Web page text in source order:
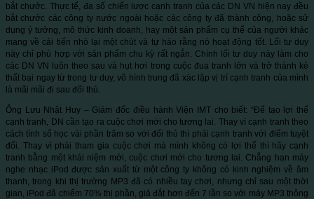
bắt chước. Thực tế, đa số chiến lược cạnh tranh của các DN VN hiện nay đều
bắt chước các công ty nước ngoài hoặc các công ty đã thành công, hoặc sử
dụng ý tưởng, mô thức kinh doanh, hay một sản phẩm cụ thể của người khác
mang về cải tiến nhỏ lại một chút và tự hào rằng nó hoạt động tốt. Lối tư duy
này chỉ phù hợp với sản phẩm chu kỳ rất ngắn. Chính lối tư duy này làm cho
các DN VN luôn theo sau và hụt hơi trong cuộc đua tranh lớn và trở thành kẻ
thất bại ngay từ trong tư duy, vô hình trung đã xác lập vị trí cạnh tranh của mình
là mãi mãi đi sau đối thủ.
Ông Lưu Nhật Huy – Giám đốc điều hành Viện IMT cho biết: “Để tạo lợi thế
cạnh tranh, DN cần tạo ra cuộc chơi mới cho tương lai. Thay vì cạnh tranh theo
cách tính số học vài phần trăm so với đối thủ thì phải cạnh tranh với điểm tuyệt
đối. Thay vì phải tham gia cuộc chơi mà mình không có lợi thế thì hãy cạnh
tranh bằng một khái niệm mới, cuộc chơi mới cho tương lai. Chẳng hạn máy
nghe nhạc iPod được sản xuất từ một công ty không có kinh nghiệm về âm
thanh, trong khi thị trường MP3 đã có nhiều tay chơi, nhưng chỉ sau một thời
gian, iPod đã chiếm 70% thị phần, giá đắt hơn đến 7 lần so với máy MP3 thông